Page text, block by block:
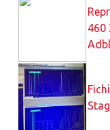
460